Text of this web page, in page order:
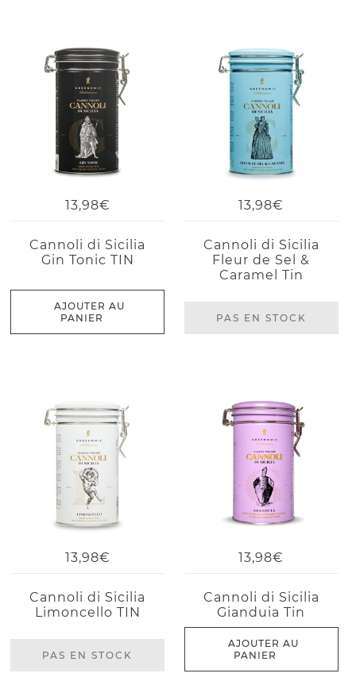
13,98€
Cannoli di Sicilia
Gin Tonic TIN
AJOUTER AU
PANIER
13,98€
Cannoli di Sicilia
Fleur de Sel &
Caramel Tin
PAS EN STOCK
13,98€
Cannoli di Sicilia
Limoncello TIN
PAS EN STOCK
13,98€
Cannoli di Sicilia
Gianduia Tin
AJOUTER AU
PANIER